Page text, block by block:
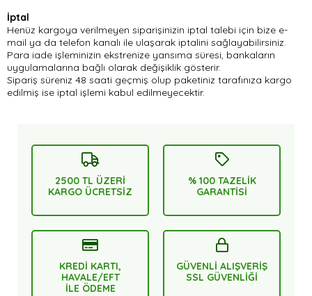
İptal
Henüz kargoya verilmeyen siparişinizin iptal talebi için bize e-
mail ya da telefon kanalı ile ulaşarak iptalini sağlayabilirsiniz.
Para iade işleminizin ekstrenize yansıma süresi, bankaların
uygulamalarına bağlı olarak değişiklik gösterir.
Sipariş süreniz 48 saati geçmiş olup paketiniz tarafınıza kargo
edilmiş ise iptal işlemi kabul edilmeyecektir.
2500 TL ÜZERİ
KARGO ÜCRETSİZ
% 100 TAZELİK
GARANTİSİ
KREDİ KARTI,
HAVALE/EFT
İLE ÖDEME
GÜVENLİ ALIŞVERİŞ
SSL GÜVENLİĞİ